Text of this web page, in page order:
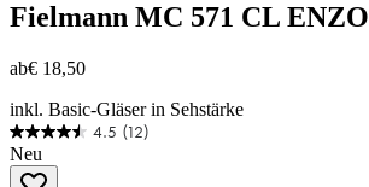
Fielmann MC 571 CL ENZO
ab€ 18,50
inkl. Basic-Gläser in Sehstärke
4.5 (12)
4.5
von
Neu